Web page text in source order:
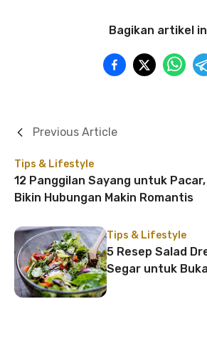
Bagikan artikel
Tips & Lifestyle
12 Panggilan Sayang untuk Pacar,
Bikin Hubungan Makin Romantis
Previous Article
Tips & Lifestyle
5 Resep Salad
Segar untuk